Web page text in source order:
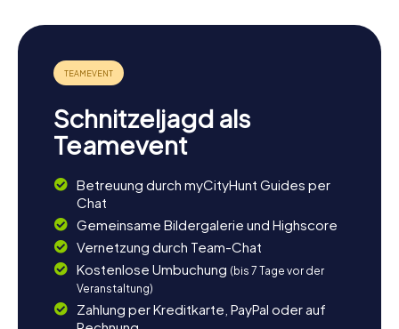
Wenn ihr nach eurer Schnitzeljagd in Shepparton noch
mehr von der Region entdecken möchtet, gibt es
zahlreiche Möglichkeiten. Der Victoria Park Lake lädt zu
könnt ihr das Shepparton Art Museum erneut besuchen
und die Kunstwerke in Ruhe betrachten. Die Umgebung
von Shepparton bietet zudem viele weitere
unvergesslich machen. Genießt die Zeit in dieser
charmanten Stadt und lasst euch von ihrer Geschichte und
Kultur inspirieren.
Schnitzeljagd als
Teamevent
Betreuung durch myCityHunt Guides per
Chat
Gemeinsame Bildergalerie und Highscore
Vernetzung durch Team-Chat
Kostenlose Umbuchung (bis 7 Tage vor der
Veranstaltung)
Zahlung per Kreditkarte, PayPal oder auf